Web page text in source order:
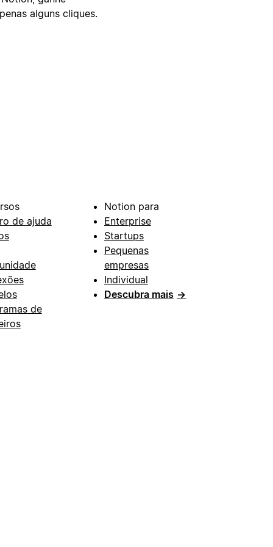
alguns cliques.
de ajuda
de
Notion para
Enterprise
Startups
Pequenas
empresas
Individual
Descubra mais →